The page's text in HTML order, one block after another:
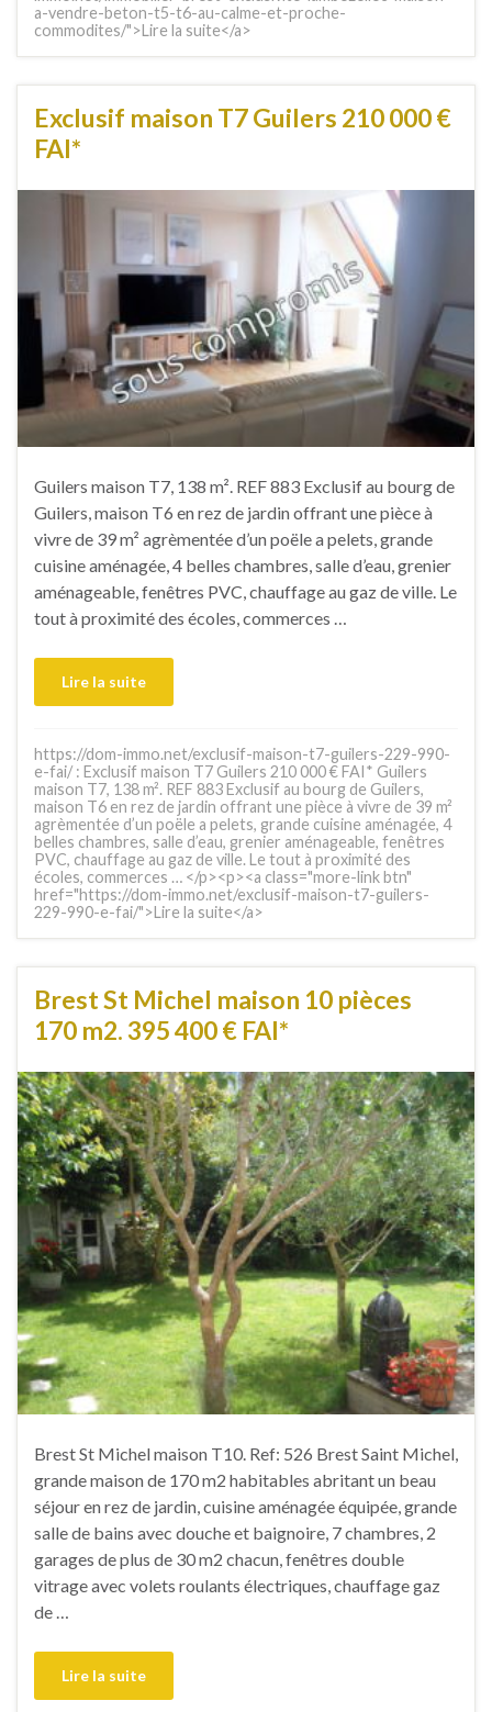
a-vendre-beton-t5-t6-au-calme-et-proche-
commodites/">Lire la suite</a>
Exclusif maison T7 Guilers 210 000 €
FAI*
Guilers maison T7, 138 m². REF 883 Exclusif au bourg de
Guilers, maison T6 en rez de jardin offrant une pièce à
vivre de 39 m² agrèmentée d’un poële a pelets, grande
cuisine aménagée, 4 belles chambres, salle d’eau, grenier
aménageable, fenêtres PVC, chauffage au gaz de ville. Le
tout à proximité des écoles, commerces …
Lire la suite
https://dom-immo.net/exclusif-maison-t7-guilers-229-990-
e-fai/ : Exclusif maison T7 Guilers 210 000 € FAI* Guilers
maison T7, 138 m². REF 883 Exclusif au bourg de Guilers,
maison T6 en rez de jardin offrant une pièce à vivre de 39 m²
agrèmentée d’un poële a pelets, grande cuisine aménagée, 4
belles chambres, salle d’eau, grenier aménageable, fenêtres
PVC, chauffage au gaz de ville. Le tout à proximité des
écoles, commerces … </p><p><a class="more-link btn"
href="https://dom-immo.net/exclusif-maison-t7-guilers-
229-990-e-fai/">Lire la suite</a>
Brest St Michel maison 10 pièces
170 m2. 395 400 € FAI*
Brest St Michel maison T10. Ref: 526 Brest Saint Michel,
grande maison de 170 m2 habitables abritant un beau
séjour en rez de jardin, cuisine aménagée équipée, grande
salle de bains avec douche et baignoire, 7 chambres, 2
garages de plus de 30 m2 chacun, fenêtres double
vitrage avec volets roulants électriques, chauffage gaz
de …
Lire la suite